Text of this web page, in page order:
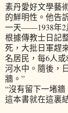
素丹愛好文學藝
的鮮明性。他告
一天——1938年2
根據傳教士日記
死，大批日軍趕
名居民，每6人
河水中。隨後，
牆。”
“沒有留下一堵
這本書就在這裏